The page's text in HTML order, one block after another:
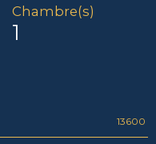
Chambre(s)
1
13600